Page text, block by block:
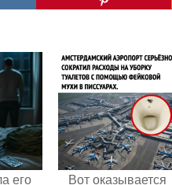
его
Вот оказывается